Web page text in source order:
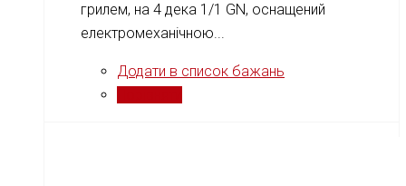
грилем, на 4 дека 1/1 GN, оснащений
електромеханічною...
Додати в список бажань